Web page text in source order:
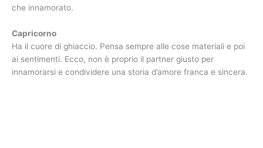
che innamorato.
Capricorno
Ha il cuore di ghiaccio. Pensa sempre alle cose materiali e poi
ai sentimenti. Ecco, non è proprio il partner giusto per
innamorarsi e condividere una storia d’amore franca e sincera.